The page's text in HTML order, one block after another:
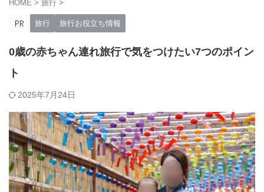
HOME > 旅行 >
旅行 旅行お役立ち情報
0歳の赤ちゃん連れ旅行で気をつけたい7つのポイン
ト
2025年7月24日